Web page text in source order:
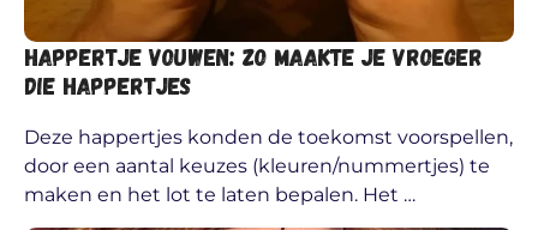
Happertje vouwen: zo maakte je vroeger
die happertjes
Deze happertjes konden de toekomst voorspellen,
door een aantal keuzes (kleuren/nummertjes) te
maken en het lot te laten bepalen. Het …